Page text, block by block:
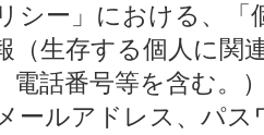
シー」における、
（生存する個人に関
電話番号等を含む。
ールアドレス、パ